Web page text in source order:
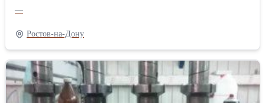
аккумулирующие жар, циркулирует по помещению и затем
уходит через отверстие в крыше, а также через приоткрытые
дверь и окно.Не зря говорят, что баня по чёрному хорошо влияет
на лёгкие, поднимает настроение и успокаивает нервы.Наша
бригада строит русскую баню, по технологии предков.
—
Ростов-на-Дону